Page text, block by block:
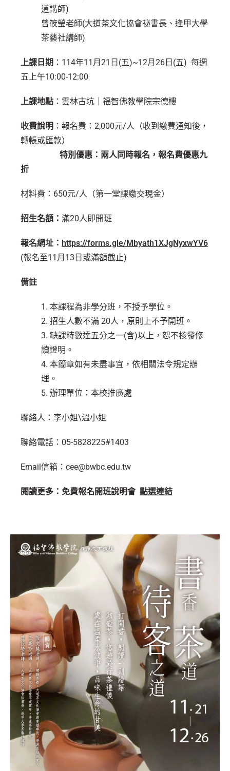
道講師)
曾筱瑩老師(大道茶文化協會祕書長、逢甲大學
茶藝社講師)
上課日期 ：114年11月21日(五)~12月26日(五) 每週
五上午10:00-12:00
上課地點 ：雲林古坑｜福智佛教學院宗德樓
收費說明 ：報名費：2,000元/人（收到繳費通知後，
轉帳或匯款）
特別優惠：兩人同時報名，報名費優惠九
折
材料費：650元/人（第一堂課繳交現金）
招生名額： 滿20人即開班
報名網址： https://forms.gle/Mbyath1XJgNyxwYV6
(報名至11月13日或滿額截止)
備註
1. 本課程為非學分班，不授予學位。
2. 招生人數不滿 20人，原則上不予開班。
3. 缺課時數達五分之一(含)以上，恕不核發修
讀證明。
4. 本簡章如有未盡事宜，依相關法令規定辦
理。
5. 辦理單位：本校推廣處
聯絡人：李小姐\溫小姐
聯絡電話：05-5828225#1403
Email信箱： cee@bwbc.edu.tw
閱讀更多：免費報名開班說明會 點選連結